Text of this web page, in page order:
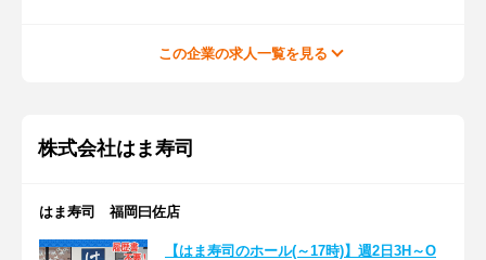
この企業の求人一覧を見る
株式会社はま寿司
はま寿司 福岡曰佐店
【はま寿司のホール(～17時)】週2日3H～O